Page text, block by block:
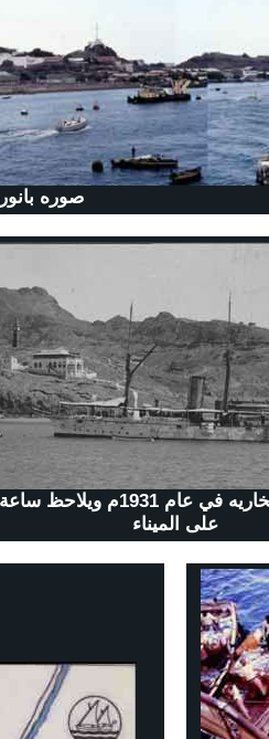
صوره
احدى السفن التجاريه البخاريه في
على الميناء